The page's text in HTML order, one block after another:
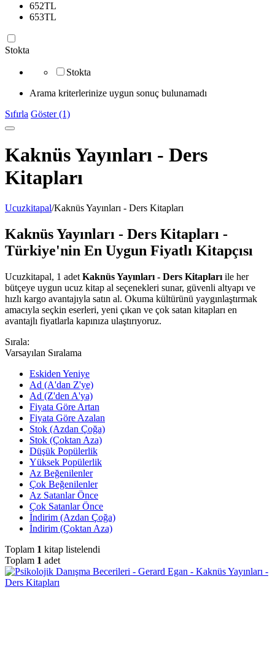
652TL
653TL
Stokta
Stokta
Arama kriterlerinize uygun sonuç bulunamadı
Sıfırla Göster (1)
Kaknüs Yayınları - Ders
Kitapları
Ucuzkitapal/Kaknüs Yayınları - Ders Kitapları
Kaknüs Yayınları - Ders Kitapları -
Türkiye'nin En Uygun Fiyatlı Kitapçısı
Ucuzkitapal, 1 adet Kaknüs Yayınları - Ders Kitapları ile her
bütçeye uygun ucuz kitap al seçenekleri sunar, güvenli altyapı ve
hızlı kargo avantajıyla satın al. Okuma kültürünü yaygınlaştırmak
amacıyla seçkin eserleri, yeni çıkan ve çok satan kitapları en
avantajlı fiyatlarla kapınıza ulaştırıyoruz.
Sırala:
Varsayılan Sıralama
Eskiden Yeniye
Ad (A'dan Z'ye)
Ad (Z'den A'ya)
Fiyata Göre Artan
Fiyata Göre Azalan
Stok (Azdan Çoğa)
Stok (Çoktan Aza)
Düşük Popülerlik
Yüksek Popülerlik
Az Beğenilenler
Çok Beğenilenler
Az Satanlar Önce
Çok Satanlar Önce
İndirim (Azdan Çoğa)
İndirim (Çoktan Aza)
Toplam 1 kitap listelendi
Toplam 1 adet